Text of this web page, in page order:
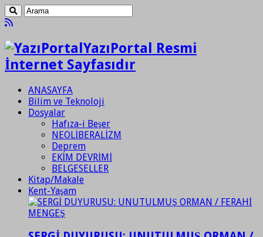
YazıPortal Resmi
İnternet Sayfasıdır
ANASAYFA
Bilim ve Teknoloji
Dosyalar
Hafıza-i Beşer
NEOLİBERALİZM
Deprem
EKİM DEVRİMİ
BELGESELLER
Kitap/Makale
Kent-Yaşam